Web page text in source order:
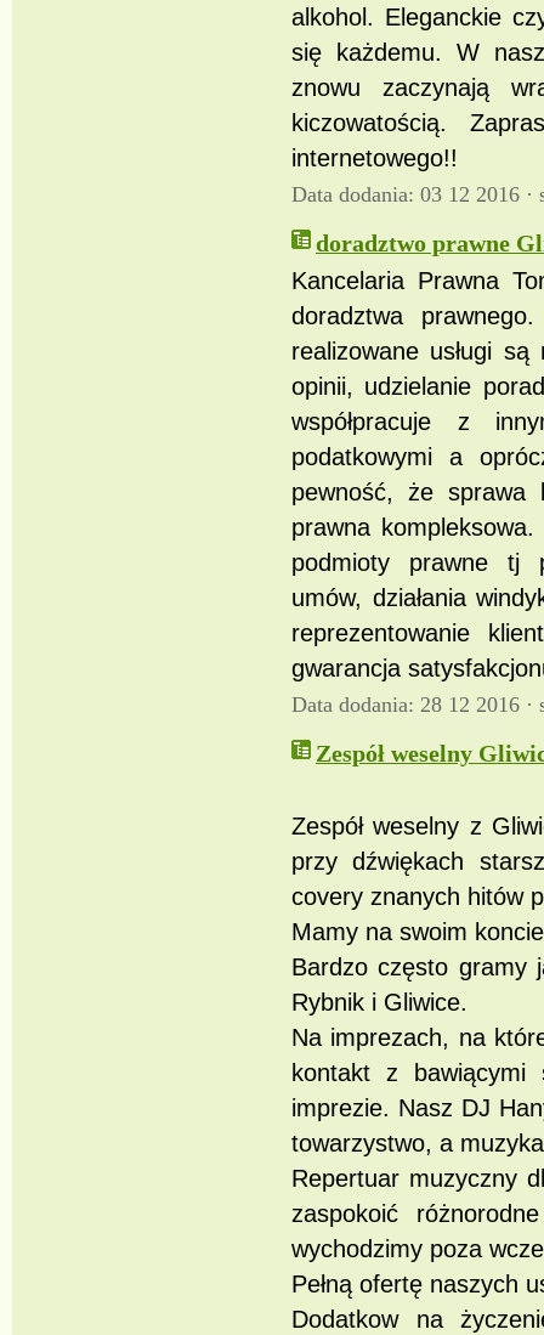
alkohol. Eleganckie
się każdemu. W
znowu zaczynają
kiczowatością.
internetowego!!
Data dodania: 03 12 2016 ·
doradztwo prawne
Kancelaria Prawna
doradztwa
realizowane usługi
opinii, udzielanie
współpracuje z
podatkowymi a
pewność, że sprawa
prawna
podmioty prawne tj
umów, działania
reprezentowanie
gwarancja
Data dodania: 28 12 2016 ·
Zespół weselny
Zespół weselny z
przy dźwiękach
covery znanych hitów
Mamy na swoim
Bardzo często gramy
Rybnik i Gliwice.
Na imprezach, na
kontakt z bawiącymi
imprezie. Nasz DJ
towarzystwo, a
Repertuar muzyczny
zaspokoić
wychodzimy poza
Pełną ofertę naszych
Dodatkow na